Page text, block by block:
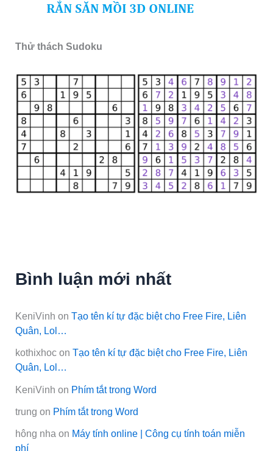
Thử thách Sudoku
Bình luận mới nhất
KeniVinh onTạo tên kí tự đặc biệt cho Free Fire, Liên
Quân, Lol…
kothixhoc onTạo tên kí tự đặc biệt cho Free Fire, Liên
Quân, Lol…
KeniVinh on Phím tắt trong Word
trung on Phím tắt trong Word
hông nha on Máy tính online | Công cụ tính toán miễn
phí